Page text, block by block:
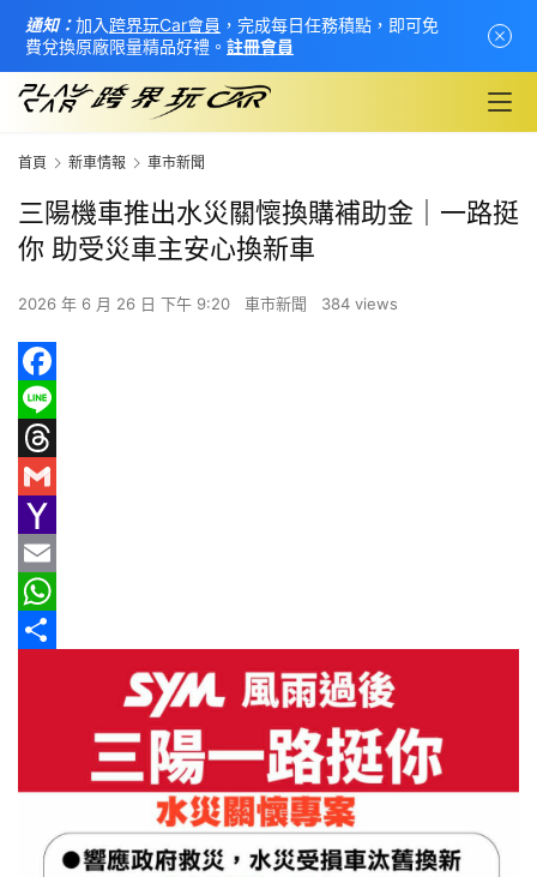
首
頁
新
車
情
報
間
首頁 新車情報 車市新聞
三陽機車推出水災關懷換購補助金｜一路挺
你 助受災車主安心換新車
2026 年 6 月 26 日 下午 9:20 車市新聞 384 views
F
a
c
b
o
o
L
e
T
r
e
a
G
m
a
Y
a
h
E
m
W
通知：加入 跨界玩Car會員 ，完成每日任務積點，即可免
費兌換原廠限量精品好禮。 註冊會員